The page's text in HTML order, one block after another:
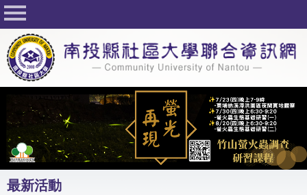
回首頁
關於社大
公佈欄
行事曆
最新活動
活動花絮
課程一覽表
最新活動